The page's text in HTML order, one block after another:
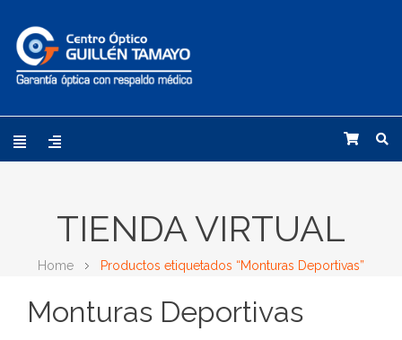
TIENDA VIRTUAL
Home Productos etiquetados “Monturas Deportivas”
Monturas Deportivas